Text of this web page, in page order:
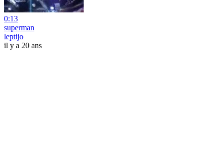
0:13
superman
leptijo
il y a 20 ans